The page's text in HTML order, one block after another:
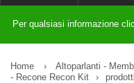
REGISTRATI
Per qualsiasi informazione
Home › Altoparlanti -
- Recone Recon Kit
› prodotti